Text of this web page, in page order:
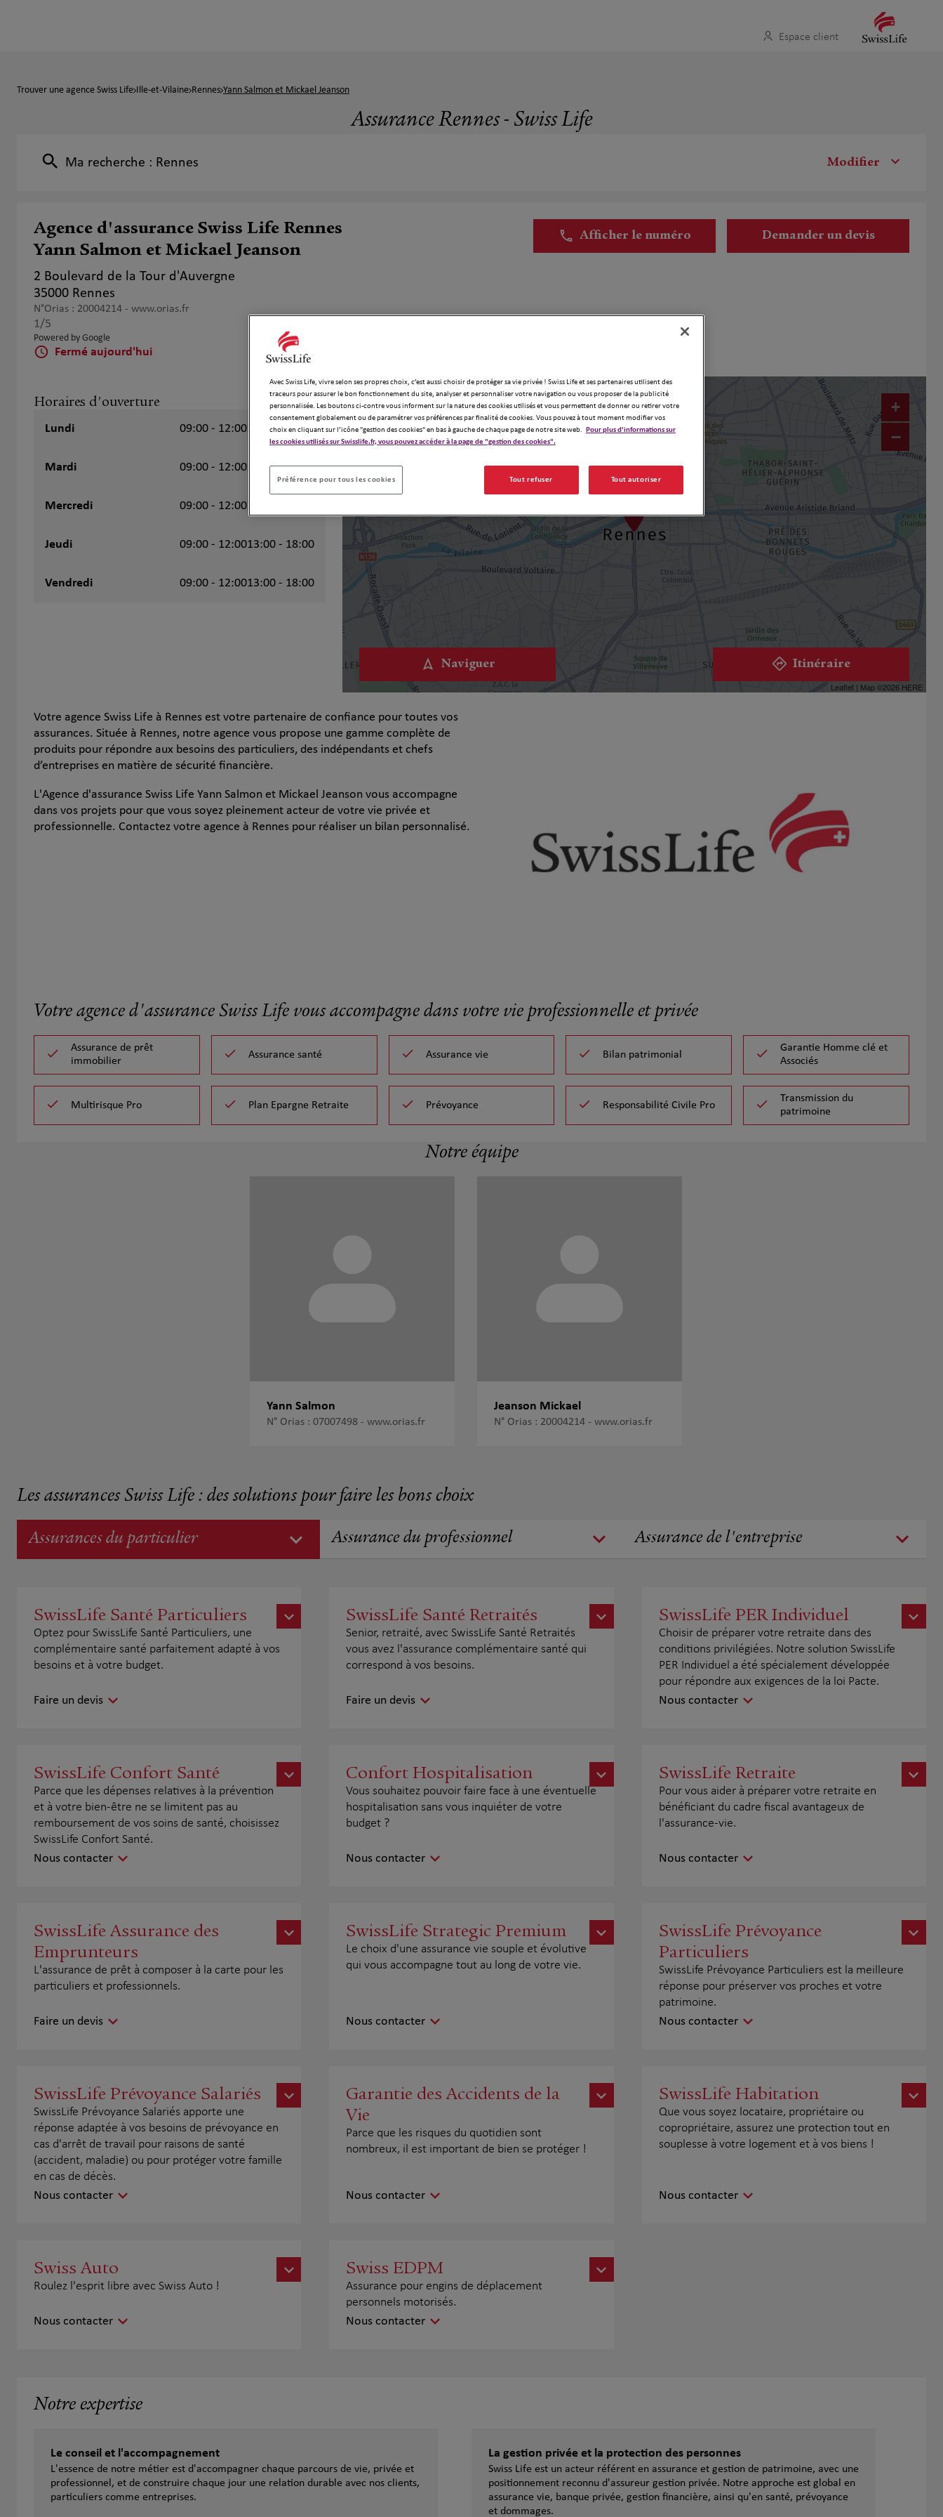
Espace client
Trouver une agence Swiss Life Ille-et-Vilaine Rennes Yann Salmon et Mickael Jeanson
Assurance Rennes - Swiss Life
Ma recherche : Rennes Modifier
Agence d'assurance Swiss Life Rennes
Yann Salmon et Mickael Jeanson
2 Boulevard de la Tour d'Auvergne
35000 Rennes
N°Orias : 20004214 - www.orias.fr
1/5
Powered by Google
Fermé aujourd'hui
Afficher le numéro Demander un devis
Horaires d'ouverture
Lundi 09:00 - 12:0013:00 - 18:00
Mardi 09:00 - 12:0013:00 - 18:00
Mercredi 09:00 - 12:0013:00 - 18:00
Jeudi 09:00 - 12:0013:00 - 18:00
Vendredi 09:00 - 12:0013:00 - 18:00
+
−
Leaflet | Map ©2026 HERE
Naviguer Itinéraire
Votre agence Swiss Life à Rennes est votre partenaire de confiance pour toutes vos
assurances. Située à Rennes, notre agence vous propose une gamme complète de
produits pour répondre aux besoins des particuliers, des indépendants et chefs
d’entreprises en matière de sécurité financière.
L'Agence d'assurance Swiss Life Yann Salmon et Mickael Jeanson vous accompagne
dans vos projets pour que vous soyez pleinement acteur de votre vie privée et
professionnelle. Contactez votre agence à Rennes pour réaliser un bilan personnalisé.
Votre agence d'assurance Swiss Life vous accompagne dans votre vie professionnelle et privée
Assurance de prêt
immobilier
Assurance santé Assurance vie Bilan patrimonial
Garantie Homme clé et
Associés
Multirisque Pro Plan Epargne Retraite Prévoyance Responsabilité Civile Pro
Transmission du
patrimoine
Notre équipe
Yann Salmon
N° Orias : 07007498 - www.orias.fr
Jeanson Mickael
N° Orias : 20004214 - www.orias.fr
Les assurances Swiss Life : des solutions pour faire les bons choix
Assurances du particulier Assurance du professionnel Assurance de l'entreprise
SwissLife Santé Particuliers
Optez pour SwissLife Santé Particuliers, une
complémentaire santé parfaitement adapté à vos
besoins et à votre budget.
Faire un devis
SwissLife Santé Retraités
Senior, retraité, avec SwissLife Santé Retraités
vous avez l'assurance complémentaire santé qui
correspond à vos besoins.
Faire un devis
SwissLife PER Individuel
Choisir de préparer votre retraite dans des
conditions privilégiées. Notre solution SwissLife
PER Individuel a été spécialement développée
pour répondre aux exigences de la loi Pacte.
Nous contacter
SwissLife Confort Santé
Parce que les dépenses relatives à la prévention
et à votre bien-être ne se limitent pas au
remboursement de vos soins de santé, choisissez
SwissLife Confort Santé.
Nous contacter
Confort Hospitalisation
Vous souhaitez pouvoir faire face à une éventuelle
hospitalisation sans vous inquiéter de votre
budget ?
Nous contacter
SwissLife Retraite
Pour vous aider à préparer votre retraite en
bénéficiant du cadre fiscal avantageux de
l'assurance-vie.
Nous contacter
SwissLife Assurance des
Emprunteurs
L'assurance de prêt à composer à la carte pour les
particuliers et professionnels.
Faire un devis
SwissLife Strategic Premium
Le choix d'une assurance vie souple et évolutive
qui vous accompagne tout au long de votre vie.
Nous contacter
SwissLife Prévoyance
Particuliers
SwissLife Prévoyance Particuliers est la meilleure
réponse pour préserver vos proches et votre
patrimoine.
Nous contacter
SwissLife Prévoyance Salariés
SwissLife Prévoyance Salariés apporte une
réponse adaptée à vos besoins de prévoyance en
cas d'arrêt de travail pour raisons de santé
(accident, maladie) ou pour protéger votre famille
en cas de décès.
Nous contacter
Garantie des Accidents de la
Vie
Parce que les risques du quotidien sont
nombreux, il est important de bien se protéger !
Nous contacter
SwissLife Habitation
Que vous soyez locataire, propriétaire ou
copropriétaire, assurez une protection tout en
souplesse à votre logement et à vos biens !
Nous contacter
Swiss Auto
Roulez l'esprit libre avec Swiss Auto !
Nous contacter
Swiss EDPM
Assurance pour engins de déplacement
personnels motorisés.
Nous contacter
Notre expertise
Le conseil et l'accompagnement
L'essence de notre métier est d'accompagner chaque parcours de vie, privée et
professionnel, et de construire chaque jour une relation durable avec nos clients,
particuliers comme entreprises.
La gestion privée et la protection des personnes
Swiss Life est un acteur référent en assurance et gestion de patrimoine, avec une
positionnement reconnu d'assureur gestion privée. Notre approche est global en
assurance vie, banque privée, gestion financière, ainsi qu'en santé, prévoyance
et dommages.
Avec Swiss Life, vivre selon ses propres choix, c’est aussi choisir de protéger sa vie privée ! Swiss Life et ses partenaires utilisent des
traceurs pour assurer le bon fonctionnement du site, analyser et personnaliser votre navigation ou vous proposer de la publicité
personnalisée. Les boutons ci-contre vous informent sur la nature des cookies utilisés et vous permettent de donner ou retirer votre
consentement globalement ou de paramétrer vos préférences par finalité de cookies. Vous pouvez à tout moment modifier vos
choix en cliquant sur l’icône "gestion des cookies" en bas à gauche de chaque page de notre site web. Pour plus d'informations sur
les cookies utilisés sur Swisslife.fr, vous pouvez accéder à la page de "gestion des cookies".
Préférence pour tous les cookies Tout refuser Tout autoriser